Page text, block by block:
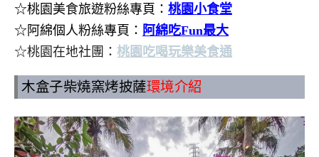
☆桃園美食旅遊粉絲專頁： 桃園小食堂
☆阿綿個人粉絲專頁： 阿綿吃Fun最大
☆桃園在地社團： 桃園吃喝玩樂美食通
木盒子柴燒窯烤披薩環境介紹